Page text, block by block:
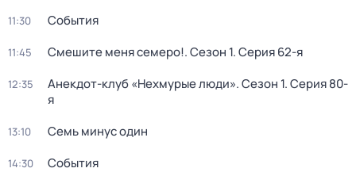
11:30 События
11:45 Смешите меня семеро!. Сезон 1. Серия 62-я
12:35 Анекдот-клуб «Нехмурые люди». Сезон 1. Серия 80-
я
13:10 Семь минус один
14:30 События